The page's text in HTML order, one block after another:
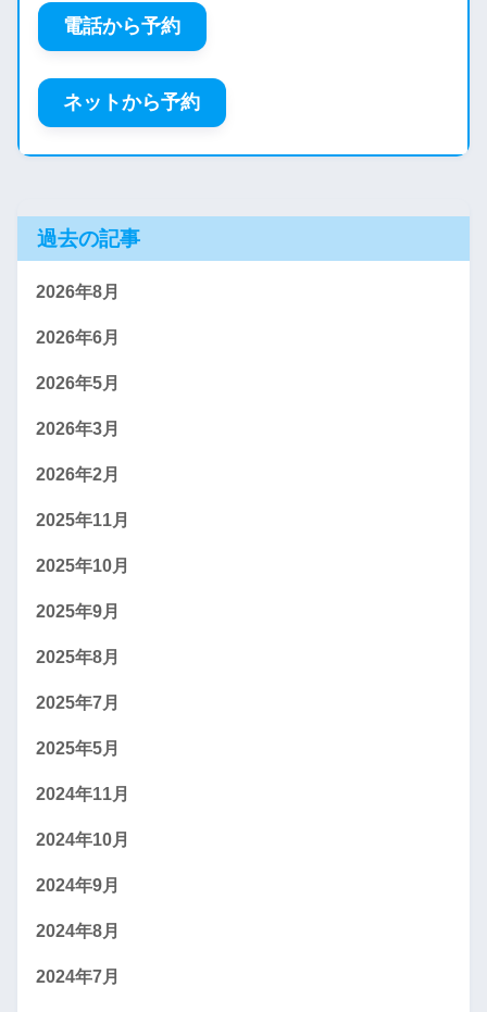
電話から予約
ネットから予約
過去の記事
2026年8月
2026年6月
2026年5月
2026年3月
2026年2月
2025年11月
2025年10月
2025年9月
2025年8月
2025年7月
2025年5月
2024年11月
2024年10月
2024年9月
2024年8月
2024年7月